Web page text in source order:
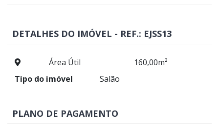
DETALHES DO IMÓVEL - REF.: EJSS13
Área Útil
160,00m²
Tipo do imóvel
Salão
PLANO DE PAGAMENTO